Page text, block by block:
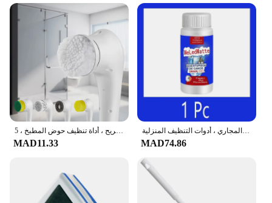
رؤوس غسيل كهربائية محمولة للحمام ، فرشاة تنظيف المطبخ ، حوض استحمام مريح ، أداة تنظيف حوض المطبخ ، 5 * *
MAD11.33
عامل تجريف قوي للأنابيب ، مزيل عرق نعرات المطبخ ، منظف تصريف حوض المرحاض ، منظف المجاري ، أدوات التنظيف المنزلية
MAD74.86